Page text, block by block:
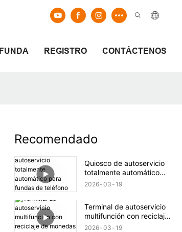
FUNDA REGISTRO CONTÁCTENOS
Recomendado
Quiosco de autoservicio
totalmente automático
para fundas de teléfono
2026 03 19
Terminal de autoservicio
multifunción con reciclaje
de monedas y billetes.
2026 03 19